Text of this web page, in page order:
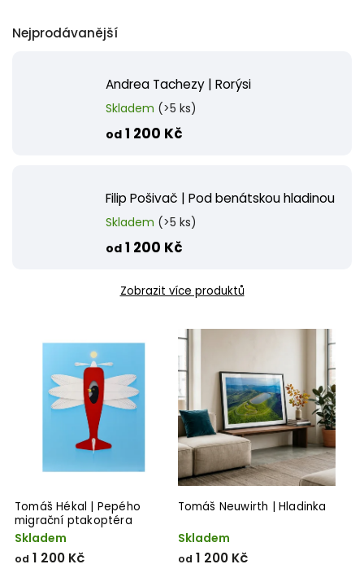
Nejprodávanější
Andrea Tachezy | Rorýsi
Skladem (>5 ks)
od 1 200 Kč
Filip Pošivač | Pod benátskou hladinou
Skladem (>5 ks)
od 1 200 Kč
Zobrazit více produktů
Tomáš Hékal | Pepého
migrační ptakoptéra
Skladem
od 1 200 Kč
Tomáš Neuwirth | Hladinka
Skladem
od 1 200 Kč